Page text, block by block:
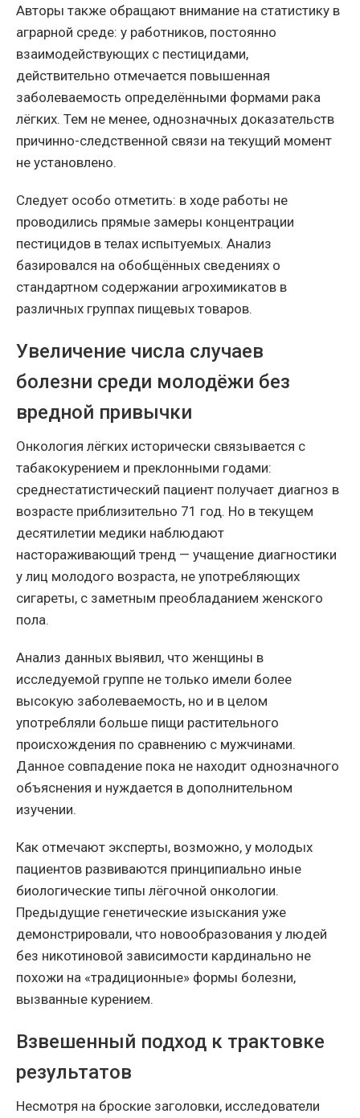
Авторы также обращают внимание на статистику в
аграрной среде: у работников, постоянно
взаимодействующих с пестицидами,
действительно отмечается повышенная
заболеваемость определёнными формами рака
лёгких. Тем не менее, однозначных доказательств
причинно-следственной связи на текущий момент
не установлено.
Следует особо отметить: в ходе работы не
проводились прямые замеры концентрации
пестицидов в телах испытуемых. Анализ
базировался на обобщённых сведениях о
стандартном содержании агрохимикатов в
различных группах пищевых товаров.
Увеличение числа случаев
болезни среди молодёжи без
вредной привычки
Онкология лёгких исторически связывается с
табакокурением и преклонными годами:
среднестатистический пациент получает диагноз в
возрасте приблизительно 71 год. Но в текущем
десятилетии медики наблюдают
настораживающий тренд — учащение диагностики
у лиц молодого возраста, не употребляющих
сигареты, с заметным преобладанием женского
пола.
Анализ данных выявил, что женщины в
исследуемой группе не только имели более
высокую заболеваемость, но и в целом
употребляли больше пищи растительного
происхождения по сравнению с мужчинами.
Данное совпадение пока не находит однозначного
объяснения и нуждается в дополнительном
изучении.
Как отмечают эксперты, возможно, у молодых
пациентов развиваются принципиально иные
биологические типы лёгочной онкологии.
Предыдущие генетические изыскания уже
демонстрировали, что новообразования у людей
без никотиновой зависимости кардинально не
похожи на «традиционные» формы болезни,
вызванные курением.
Взвешенный подход к трактовке
результатов
Несмотря на броские заголовки, исследователи